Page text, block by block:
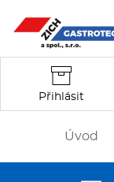
Přihlásit
Úvod